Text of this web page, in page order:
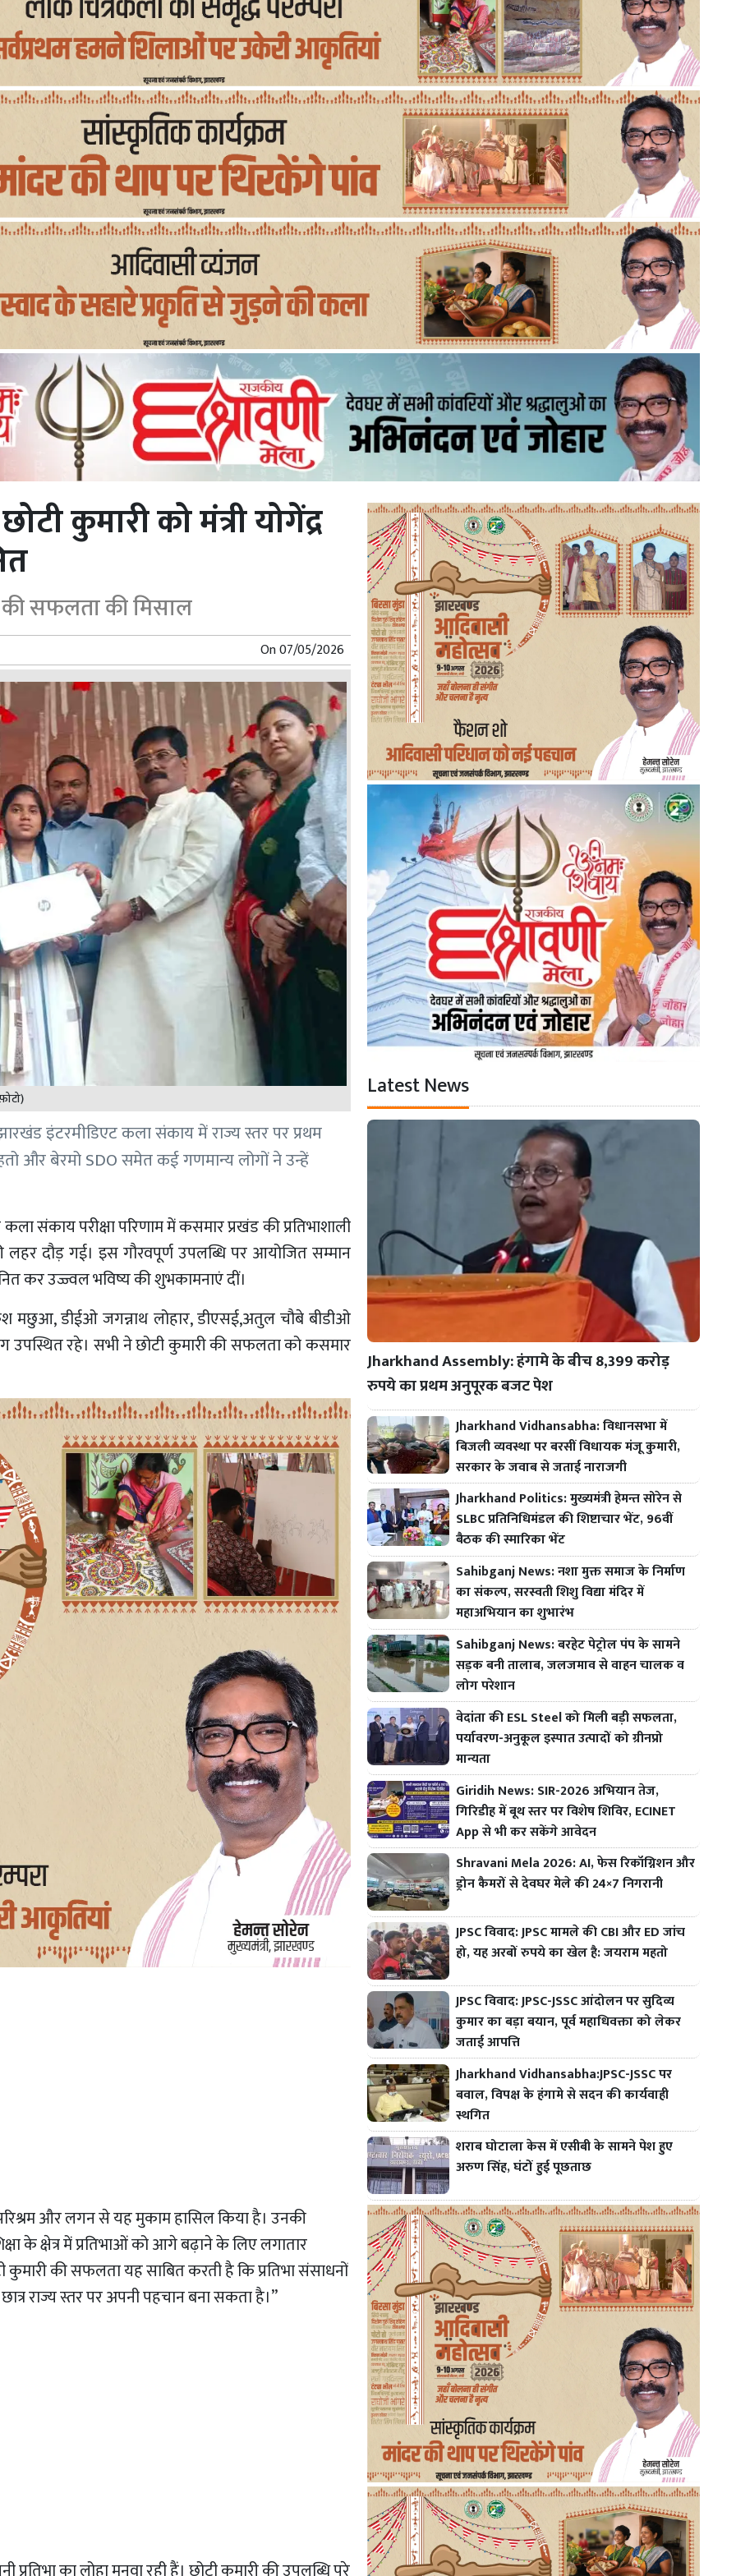
कुमारी को मंत्री योगेंद्र
सफलता की मिसाल
On07/05/2026
इंटरमीडिएट कला संकाय में राज्य स्तर पर प्रथम
महतो और बेरमो SDO समेत कई गणमान्य लोगों ने उन्हें
संकाय परीक्षा परिणाम में कसमार प्रखंड की प्रतिभाशाली
लहर दौड़ गई। इस गौरवपूर्ण उपलब्धि पर आयोजित सम्मान
कर उज्ज्वल भविष्य की शुभकामनाएं दीं।
मछुआ, डीईओ जगन्नाथ लोहार, डीएसई,अतुल चौबे बीडीओ
उपस्थित रहे। सभी ने छोटी कुमारी की सफलता को कसमार
परिश्रम और लगन से यह मुकाम हासिल किया है। उनकी
के क्षेत्र में प्रतिभाओं को आगे बढ़ाने के लिए लगातार
की सफलता यह साबित करती है कि प्रतिभा संसाधनों
राज्य स्तर पर अपनी पहचान बना सकता है।”
Latest News
Jharkhand Assembly: हंगामे के बीच 8,399 करोड़
रुपये का प्रथम अनुपूरक बजट पेश
Jharkhand Vidhansabha: विधानसभा में
बिजली व्यवस्था पर बरसीं विधायक मंजू कुमारी,
सरकार के जवाब से जताई नाराजगी
Jharkhand Politics: मुख्यमंत्री हेमन्त सोरेन से
SLBC प्रतिनिधिमंडल की शिष्टाचार भेंट, 96वीं
बैठक की स्मारिका भेंट
Sahibganj News: नशा मुक्त समाज के निर्माण
का संकल्प, सरस्वती शिशु विद्या मंदिर में
महाअभियान का शुभारंभ
Sahibganj News: बरहेट पेट्रोल पंप के सामने
सड़क बनी तालाब, जलजमाव से वाहन चालक व
लोग परेशान
वेदांता की ESL Steel को मिली बड़ी सफलता,
पर्यावरण-अनुकूल इस्पात उत्पादों को ग्रीनप्रो
मान्यता
Giridih News: SIR-2026 अभियान तेज,
गिरिडीह में बूथ स्तर पर विशेष शिविर, ECINET
App से भी कर सकेंगे आवेदन
Shravani Mela 2026: AI, फेस रिकॉग्निशन और
ड्रोन कैमरों से देवघर मेले की 24×7 निगरानी
JPSC विवाद: JPSC मामले की CBI और ED जांच
हो, यह अरबों रुपये का खेल है: जयराम महतो
JPSC विवाद: JPSC-JSSC आंदोलन पर सुदिव्य
कुमार का बड़ा बयान, पूर्व महाधिवक्ता को लेकर
जताई आपत्ति
Jharkhand Vidhansabha:JPSC-JSSC पर
बवाल, विपक्ष के हंगामे से सदन की कार्यवाही
स्थगित
शराब घोटाला केस में एसीबी के सामने पेश हुए
अरुण सिंह, घंटों हुई पूछताछ